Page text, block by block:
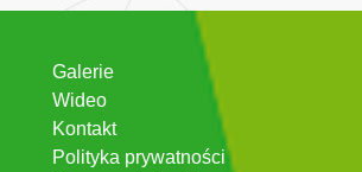
Galerie
Wideo
Kontakt
Polityka prywatności